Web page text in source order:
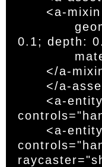
0.1; depth: